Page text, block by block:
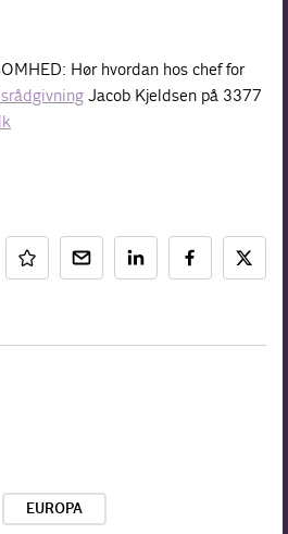
Hør hvordan hos chef for
Jacob Kjeldsen på 3377
EUROPA